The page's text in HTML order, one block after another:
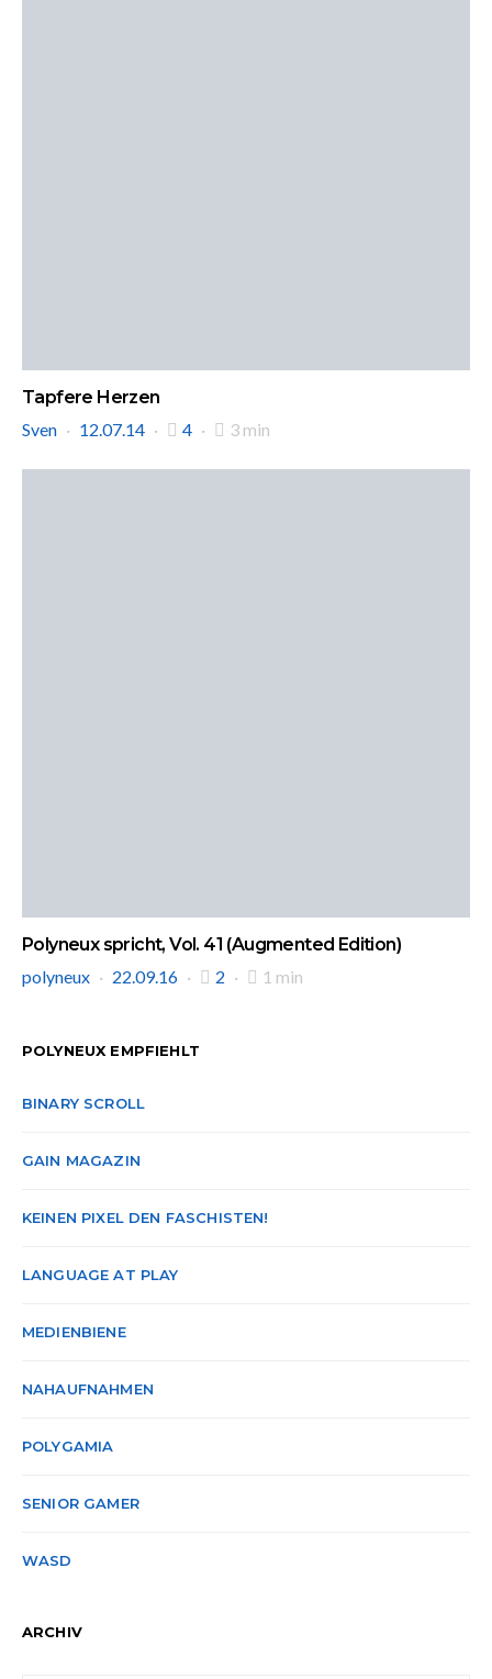
Tapfere Herzen
Sven
12.07.14 4 3 min
Polyneux spricht, Vol. 41 (Augmented Edition)
polyneux
22.09.16 2 1 min
POLYNEUX EMPFIEHLT
BINARY SCROLL
GAIN MAGAZIN
KEINEN PIXEL DEN FASCHISTEN!
LANGUAGE AT PLAY
MEDIENBIENE
NAHAUFNAHMEN
POLYGAMIA
SENIOR GAMER
WASD
ARCHIV